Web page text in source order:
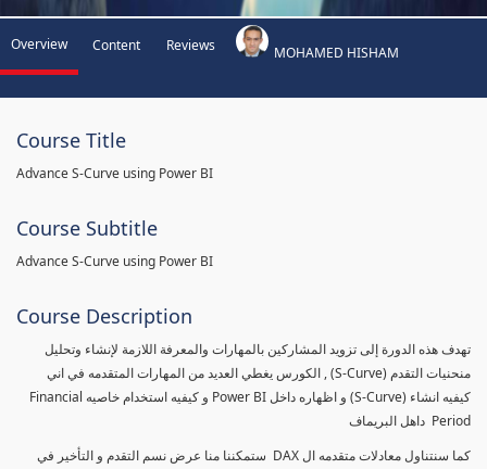
Overview Content Reviews MOHAMED HISHAM
Course Title
Advance S-Curve using Power BI
Course Subtitle
Advance S-Curve using Power BI
Course Description
تهدف هذه الدورة إلى تزويد المشاركين بالمهارات والمعرفة اللازمة لإنشاء وتحليل
منحنيات التقدم (S-Curve) , الكورس يغطي العديد من المهارات المتقدمه في اني
كيفيه انشاء (S-Curve) و اظهاره داخل Power BI و كيفيه استخدام خاصيه Financial
Period داهل البريماف
كما سنتناول معادلات متقدمه ال DAX ستمكننا منا عرض نسم التقدم و التأخير في